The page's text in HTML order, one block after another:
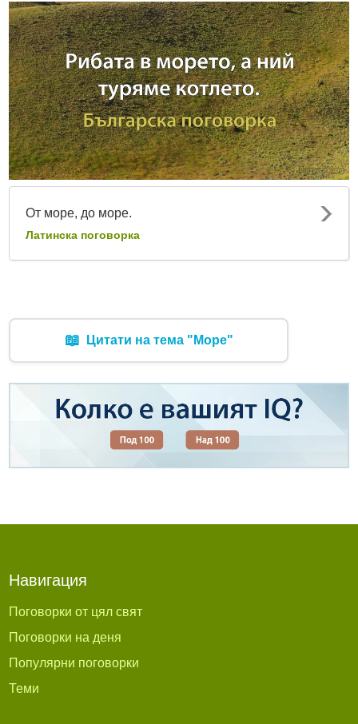
От море, до море.
Латинска поговорка
📖 Цитати на тема "Море"
Навигация
Поговорки от цял свят
Поговорки на деня
Популярни поговорки
Теми